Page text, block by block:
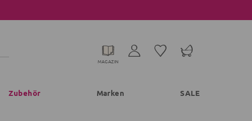
MAGAZIN
Zubehör Marken SALE